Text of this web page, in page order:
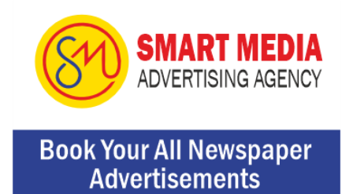
Hukamnama Sri Darbar Sahib, Amritsar – Punjabi Dunia
Hukamnama Sri Darbar Sahib, Amritsar – Punjabi Dunia